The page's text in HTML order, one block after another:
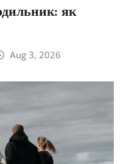
як
Aug 3, 2026